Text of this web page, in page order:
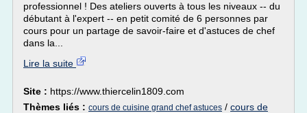
professionnel ! Des ateliers ouverts à tous les niveaux -- du
débutant à l'expert -- en petit comité de 6 personnes par
cours pour un partage de savoir-faire et d'astuces de chef
dans la...
Lire la suite
Site : https://www.thiercelin1809.com
Thèmes liés : cours de cuisine grand chef astuces / cours de